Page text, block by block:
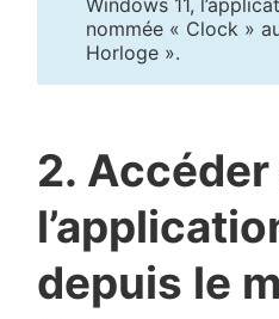
nommée « Clock »
Horloge ».
2. Accéder
depuis le